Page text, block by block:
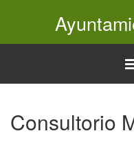
Consultorio